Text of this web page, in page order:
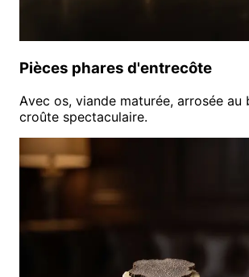
Pièces phares d'entrecôte
Avec os, viande maturée, arrosée au
croûte spectaculaire.